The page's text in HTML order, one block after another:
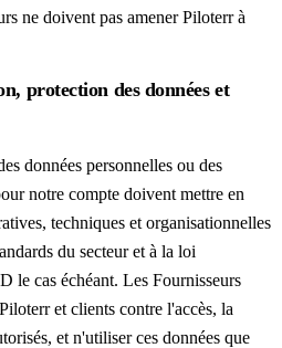
ne doivent pas amener Piloterr à
protection des données et
données personnelles ou des
notre compte doivent mettre en
techniques et organisationnelles
du secteur et à la loi
le cas échéant. Les Fournisseurs
et clients contre l'accès, la
et n'utiliser ces données que